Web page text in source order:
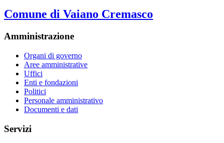
Comune di Vaiano Cremasco
Amministrazione
Organi di governo
Aree amministrative
Uffici
Enti e fondazioni
Politici
Personale amministrativo
Documenti e dati
Servizi